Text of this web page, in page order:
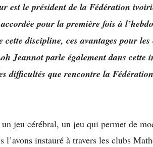
est le président de la Fédération
pour la première fois à
discipline, ces avantages pour les
Jeannot parle également dans cette
difficultés que rencontre la
jeu cérébral, un jeu qui permet de
l’avons instauré à travers les clubs